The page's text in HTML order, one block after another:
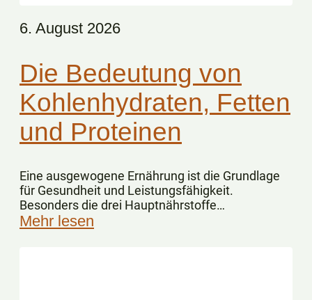
6. August 2026
Die Bedeutung von
Kohlenhydraten, Fetten
und Proteinen
Eine ausgewogene Ernährung ist die Grundlage
für Gesundheit und Leistungsfähigkeit.
Besonders die drei Hauptnährstoffe
Kohlenhydrate, Fette und Eiweiße spielen dabei
eine zentrale Rolle.
Mehr lesen